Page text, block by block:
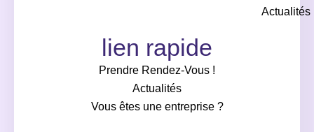
Actualités
lien rapide
Prendre Rendez-Vous !
Actualités
Vous êtes une entreprise ?